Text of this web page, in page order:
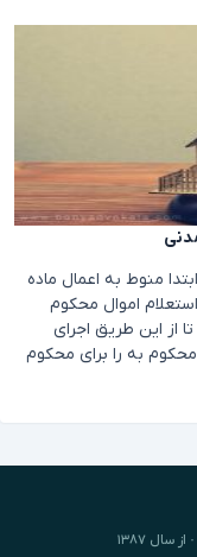
منوط به اعمال ماده
اموال محکوم
از این طریق اجرای
به را برای محکوم
سال ۱۳۸۷